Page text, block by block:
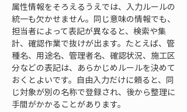
属性情報をそろえるうえでは、入力ルールの
統一も欠かせません。同じ意味の情報でも、
担当者によって表記が異なると、検索や集
計、確認作業で抜けが出ます。たとえば、管
種名、用途名、管理者名、確認状況、施工区
分などの表記は、あらかじめルールを決めて
おくとよいです。自由入力だけに頼ると、同
じ対象が別の名称で登録され、後から整理に
手間がかかることがあります。